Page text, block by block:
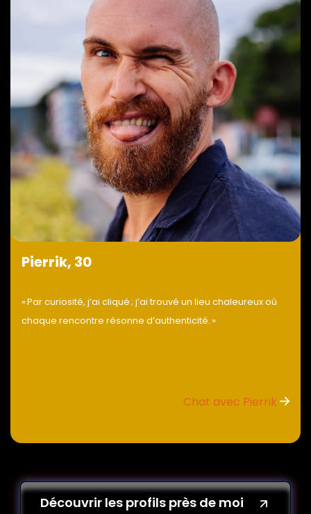
Pierrik, 30
« Par curiosité, j’ai cliqué ; j’ai trouvé un lieu chaleureux où
chaque rencontre résonne d’authenticité. »
Chat avec Pierrik
Découvrir les profils près de moi